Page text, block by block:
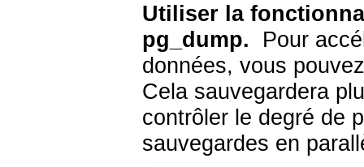
Utiliser la
pg_dump.
Pour
données, vous
Cela sauvegardera
contrôler le degré de
sauvegardes en